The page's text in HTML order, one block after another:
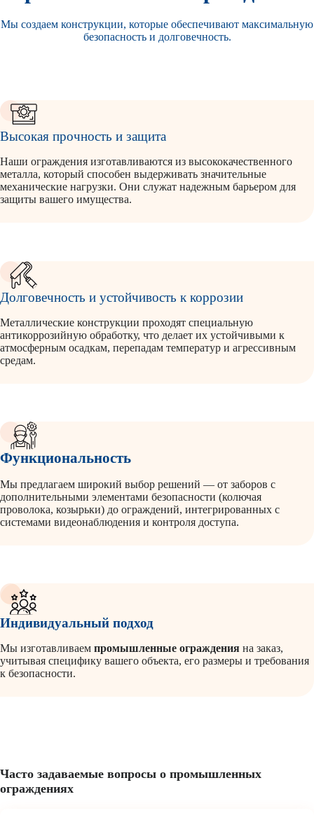
Мы создаем конструкции, которые обеспечивают максимальную
безопасность и долговечность.
Высокая прочность и защита
Наши ограждения изготавливаются из высококачественного
металла, который способен выдерживать значительные
механические нагрузки. Они служат надежным барьером для
защиты вашего имущества.
Долговечность и устойчивость к коррозии
Металлические конструкции проходят специальную
антикоррозийную обработку, что делает их устойчивыми к
атмосферным осадкам, перепадам температур и агрессивным
средам.
Функциональность
Мы предлагаем широкий выбор решений — от заборов с
дополнительными элементами безопасности (колючая
проволока, козырьки) до ограждений, интегрированных с
системами видеонаблюдения и контроля доступа.
Индивидуальный подход
Мы изготавливаем промышленные ограждения на заказ,
учитывая специфику вашего объекта, его размеры и требования
к безопасности.
Часто задаваемые вопросы о промышленных
ограждениях